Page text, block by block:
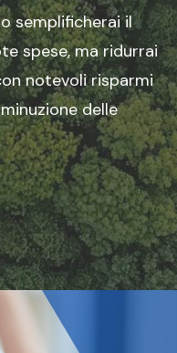
semplificherai il
spese, ma ridurrai
notevoli risparmi
delle